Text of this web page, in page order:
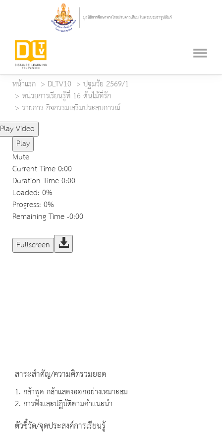
หน้าแรก DLTV10
ปฐมวัย 2569/1
หน่วยการเรียนรู้ที่ 16 ต้นไม้ที่รัก
รายการ กิจกรรมเสริมประสบการณ์
Play Video
Play
Mute
Current Time0:00
Duration Time0:00
Loaded: 0%
Progress: 0%
Remaining Time-0:00
Fullscreen
สาระสำคัญ/ความคิดรวมยอด
1. กล้าพูด กล้าแสดงออกอย่างเหมาะสม
2. การฟังและปฏิบัติตามคำแนะนำ
ตัวชี้วัด/จุดประสงค์การเรียนรู้